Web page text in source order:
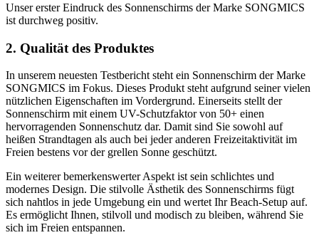
Unser erster Eindruck des Sonnenschirms der Marke SONGMICS
ist durchweg positiv.
2. Qualität des Produktes
In unserem neuesten Testbericht steht ein Sonnenschirm der Marke
SONGMICS im Fokus. Dieses Produkt steht aufgrund seiner vielen
nützlichen Eigenschaften im Vordergrund. Einerseits stellt der
Sonnenschirm mit einem UV-Schutzfaktor von 50+ einen
hervorragenden Sonnenschutz dar. Damit sind Sie sowohl auf
heißen Strandtagen als auch bei jeder anderen Freizeitaktivität im
Freien bestens vor der grellen Sonne geschützt.
Ein weiterer bemerkenswerter Aspekt ist sein schlichtes und
modernes Design. Die stilvolle Ästhetik des Sonnenschirms fügt
sich nahtlos in jede Umgebung ein und wertet Ihr Beach-Setup auf.
Es ermöglicht Ihnen, stilvoll und modisch zu bleiben, während Sie
sich im Freien entspannen.